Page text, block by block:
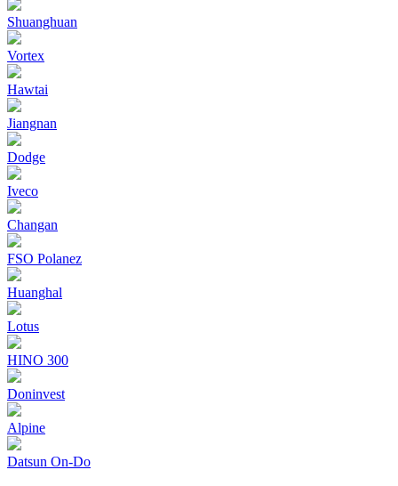
Shuanghuan
Vortex
Hawtai
Jiangnan
Dodge
Iveco
Changan
FSO Polanez
Huanghal
Lotus
HINO 300
Doninvest
Alpine
Datsun On-Do